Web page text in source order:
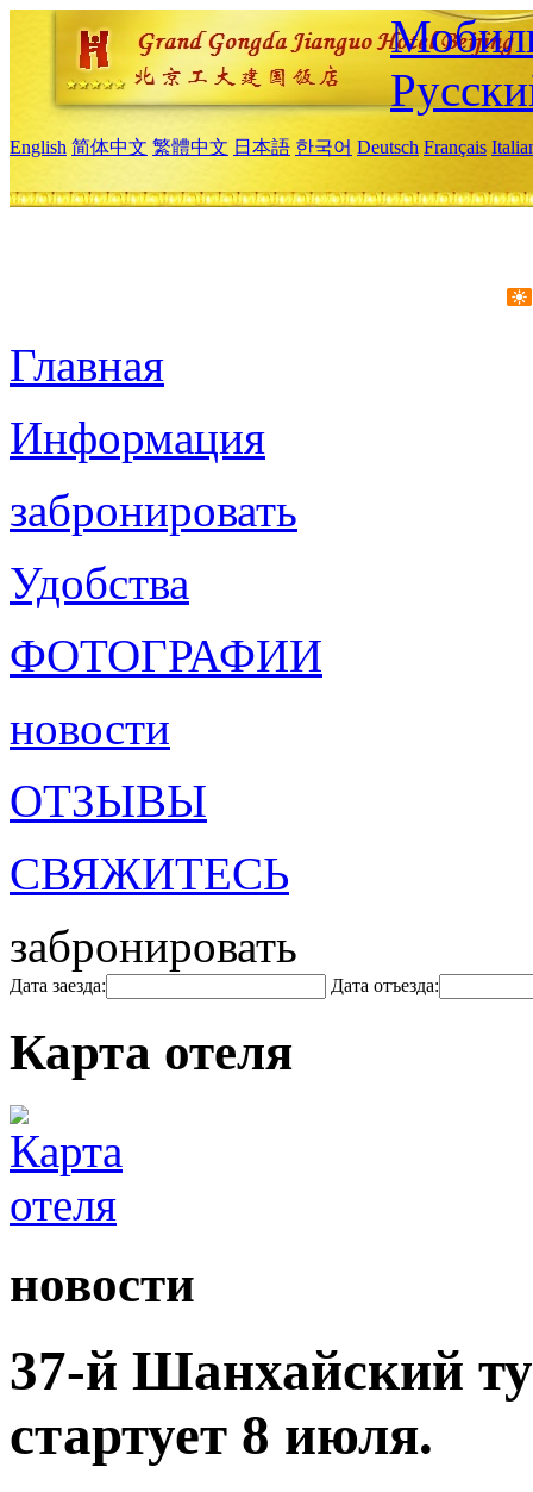
English 简体中文 繁體中文 日本語 한국어 Deutsch Français
Главная
Информация
забронировать
Удобства
ФОТОГРАФИИ
новости
ОТЗЫВЫ
СВЯЖИТЕСЬ
забронировать
Дата заезда: Дата отъезда:
Карта отеля
новости
37-й Шанхайский
стартует 8 июля.